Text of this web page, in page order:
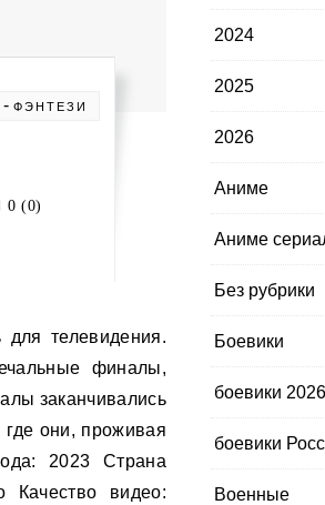
-ФЭНТЕЗИ
0 (0)
финалы,
заканчивались
они, проживая
2023 Страна
Качество видео:
2024
2025
2026
Аниме
Аниме
Без рубрики
Боевики
боевики 2026
боевики
Военные